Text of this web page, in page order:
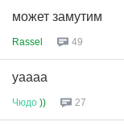
может замутим
Rassel 49
уаааа
Чюдо )) 27